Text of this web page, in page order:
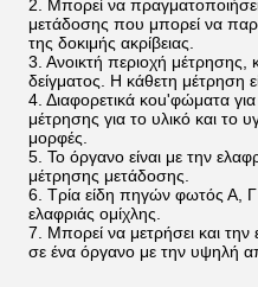
2. Μπορεί να
μετάδοσης που μπορεί να
της δοκιμής ακρίβειας.
3. Ανοικτή περιοχή μέτρησης,
δείγματος. Η κάθετη μέτρηση
4. Διαφορετικά κοu'φώματα
μέτρησης για το υλικό και το
μορφές.
5. Το όργανο είναι με την
μέτρησης μετάδοσης.
6. Τρία είδη πηγών φωτός Α, Γ
ελαφριάς ομίχλης.
7. Μπορεί να μετρήσει και την
σε ένα όργανο με την υψηλή